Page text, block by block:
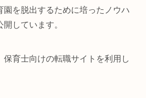
園を脱出するために培ったノウハ
しています。
保育士向けの転職サイトを利用し